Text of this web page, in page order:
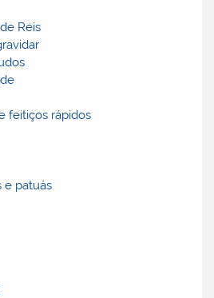
Reis
feitiços rápidos
e patuás